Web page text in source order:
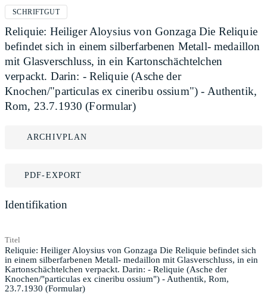
SCHRIFTGUT
Reliquie: Heiliger Aloysius von Gonzaga Die Reliquie
befindet sich in einem silberfarbenen Metall- medaillon
mit Glasverschluss, in ein Kartonschächtelchen
verpackt. Darin: - Reliquie (Asche der
Knochen/"particulas ex cineribu ossium") - Authentik,
Rom, 23.7.1930 (Formular)
ARCHIVPLAN
PDF-EXPORT
Identifikation
Titel
Reliquie: Heiliger Aloysius von Gonzaga Die Reliquie befindet sich
in einem silberfarbenen Metall- medaillon mit Glasverschluss, in ein
Kartonschächtelchen verpackt. Darin: - Reliquie (Asche der
Knochen/"particulas ex cineribu ossium") - Authentik, Rom,
23.7.1930 (Formular)